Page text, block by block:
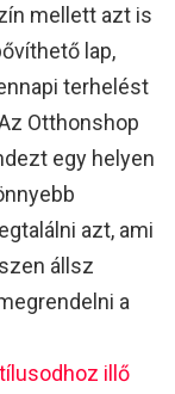
mellett azt is
lap,
terhelést
Otthonshop
egy helyen
azt, ami
állsz
a
illő